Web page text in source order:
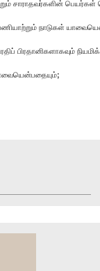
சாராதவர்களின்
நாடுகள்
பிரதானிகளாகவும்